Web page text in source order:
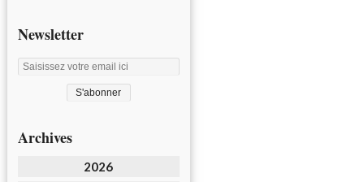
Newsletter
Archives
2026